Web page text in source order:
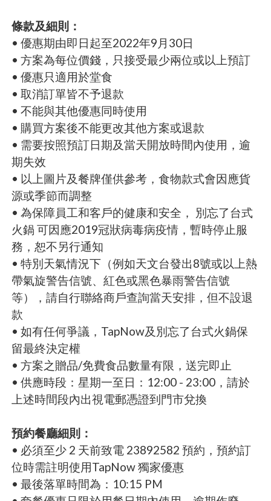
條款及細則：
• 優惠期由即日起至2022年9月30日
• 方案為每位價錢，只接受最少兩位或以上預訂
• 優惠只適用於堂食
• 取消訂單皆不予退款
• 不能與其他優惠同時使用
• 購買方案後不能更改其他方案或退款
• 需要按照預訂日期及當天開放時間內使用，逾
期失效
• 以上圖片及餐牌僅供參考，食物款式會因應貨
源或季節而調整
• 為保障員工和客戶的健康和安全， 別忘了台式
火鍋 可因應2019冠狀病毒病疫情，暫時停止服
務，恕不另行通知
• 特別天氣情況下（例如天文台發出8號或以上熱
帶氣旋警告信號、紅色或黑色暴雨警告信號
等），請自行聯絡商戶查詢當天安排，但不設退
款
• 如有任何爭議，TapNow及別忘了台式火鍋保
留最終決定權
• 方案之贈品/免費食品數量有限，送完即止
• 供應時段：星期一至日：12:00 - 23:00，請於
上述時間段內出視電郵憑證到門市兌換
預約餐廳細則：
• 必須至少 2 天前致電 23892582 預約，預約訂
位時需註明使用TapNow 獨家優惠
• 最後落單時間為：10:15 PM